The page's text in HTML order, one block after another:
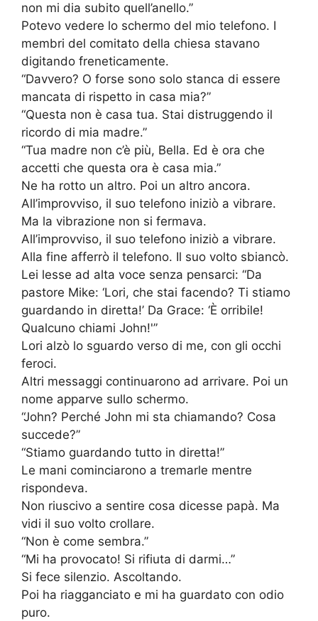
non mi dia subito quell’anello.”
Potevo vedere lo schermo del mio telefono. I
membri del comitato della chiesa stavano
digitando freneticamente.
“Davvero? O forse sono solo stanca di essere
mancata di rispetto in casa mia?”
“Questa non è casa tua. Stai distruggendo il
ricordo di mia madre.”
“Tua madre non c’è più, Bella. Ed è ora che
accetti che questa ora è casa mia.”
Ne ha rotto un altro. Poi un altro ancora.
All’improvviso, il suo telefono iniziò a vibrare.
Ma la vibrazione non si fermava.
All’improvviso, il suo telefono iniziò a vibrare.
Alla fine afferrò il telefono. Il suo volto sbiancò.
Lei lesse ad alta voce senza pensarci: “Da
pastore Mike: ‘Lori, che stai facendo? Ti stiamo
guardando in diretta!’ Da Grace: ‘È orribile!
Qualcuno chiami John!'”
Lori alzò lo sguardo verso di me, con gli occhi
feroci.
Altri messaggi continuarono ad arrivare. Poi un
nome apparve sullo schermo.
“John? Perché John mi sta chiamando? Cosa
succede?”
“Stiamo guardando tutto in diretta!”
Le mani cominciarono a tremarle mentre
rispondeva.
Non riuscivo a sentire cosa dicesse papà. Ma
vidi il suo volto crollare.
“Non è come sembra.”
“Mi ha provocato! Si rifiuta di darmi…”
Si fece silenzio. Ascoltando.
Poi ha riagganciato e mi ha guardato con odio
puro.